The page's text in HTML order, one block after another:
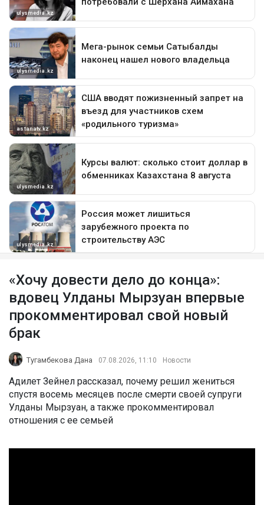
«Хочу довести дело до конца»:
вдовец Улданы Мырзуан впервые
прокомментировал свой новый
брак
Тугамбекова Дана 07.08.2026, 11:10 Новости
Адилет Зейнел рассказал, почему решил жениться
спустя восемь месяцев после смерти своей супруги
Улданы Мырзуан, а также прокомментировал
отношения с ее семьей